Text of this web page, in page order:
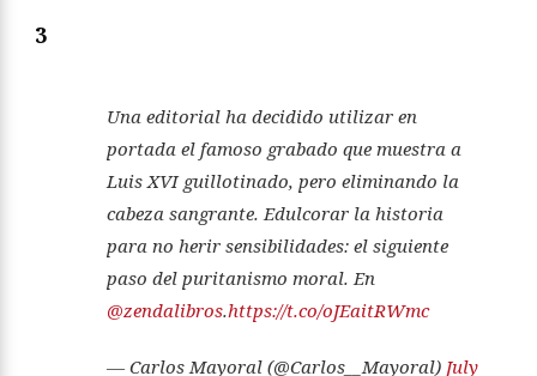
3
Una editorial ha decidido utilizar en
portada el famoso grabado que muestra a
Luis XVI guillotinado, pero eliminando la
cabeza sangrante. Edulcorar la historia
para no herir sensibilidades: el siguiente
paso del puritanismo moral. En
@zendalibros.https://t.co/oJEaitRWmc
— Carlos Mayoral (@Carlos__Mayoral) July